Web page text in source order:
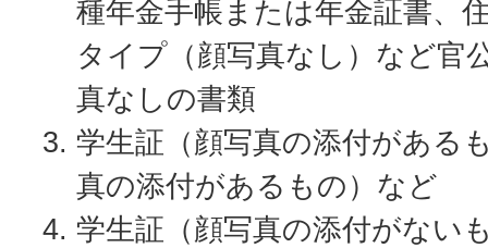
種年金手帳または年金証書、
タイプ（顔写真なし）など官
真なしの書類
学生証（顔写真の添付がある
真の添付があるもの）など
学生証（顔写真の添付がない